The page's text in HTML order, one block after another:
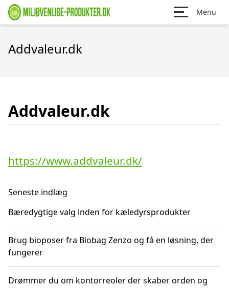
Menu
Addvaleur.dk
Addvaleur.dk
https://www.addvaleur.dk/
Seneste indlæg
Bæredygtige valg inden for kæledyrsprodukter
Brug bioposer fra Biobag Zenzo og få en løsning, der
fungerer
Drømmer du om kontorreoler der skaber orden og